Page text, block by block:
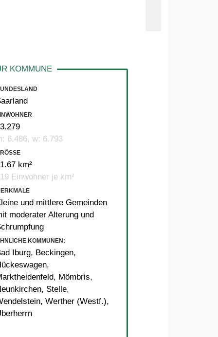
6.486, w: 6.793
km²
Einwohner je km²
und mittlere Gemeinden
moderater Alterung und
KOMMUNEN:
Iburg, Beckingen,
,
, Mömbris,
, Stelle,
,Werther (Westf.),